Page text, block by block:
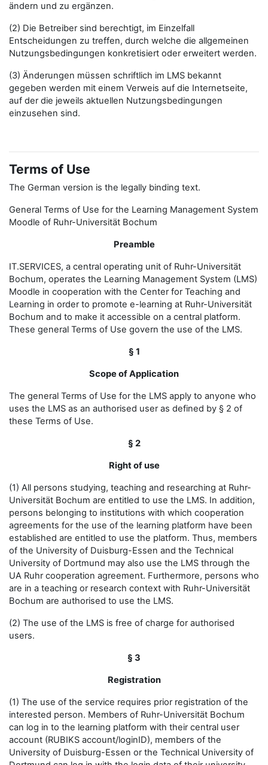
ändern und zu ergänzen.
(2) Die Betreiber sind berechtigt, im Einzelfall
Entscheidungen zu treffen, durch welche die allgemeinen
Nutzungsbedingungen konkretisiert oder erweitert werden.
(3) Änderungen müssen schriftlich im LMS bekannt
gegeben werden mit einem Verweis auf die Internetseite,
auf der die jeweils aktuellen Nutzungsbedingungen
einzusehen sind.
Terms of Use
The German version is the legally binding text.
General Terms of Use for the Learning Management System
Moodle of Ruhr-Universität Bochum
Preamble
IT.SERVICES, a central operating unit of Ruhr-Universität
Bochum, operates the Learning Management System (LMS)
Moodle in cooperation with the Center for Teaching and
Learning in order to promote e-learning at Ruhr-Universität
Bochum and to make it accessible on a central platform.
These general Terms of Use govern the use of the LMS.
§ 1
Scope of Application
The general Terms of Use for the LMS apply to anyone who
uses the LMS as an authorised user as defined by § 2 of
these Terms of Use.
§ 2
Right of use
(1) All persons studying, teaching and researching at Ruhr-
Universität Bochum are entitled to use the LMS. In addition,
persons belonging to institutions with which cooperation
agreements for the use of the learning platform have been
established are entitled to use the platform. Thus, members
of the University of Duisburg-Essen and the Technical
University of Dortmund may also use the LMS through the
UA Ruhr cooperation agreement. Furthermore, persons who
are in a teaching or research context with Ruhr-Universität
Bochum are authorised to use the LMS.
(2) The use of the LMS is free of charge for authorised
users.
§ 3
Registration
(1) The use of the service requires prior registration of the
interested person. Members of Ruhr-Universität Bochum
can log in to the learning platform with their central user
account (RUBIKS account/loginID), members of the
University of Duisburg-Essen or the Technical University of